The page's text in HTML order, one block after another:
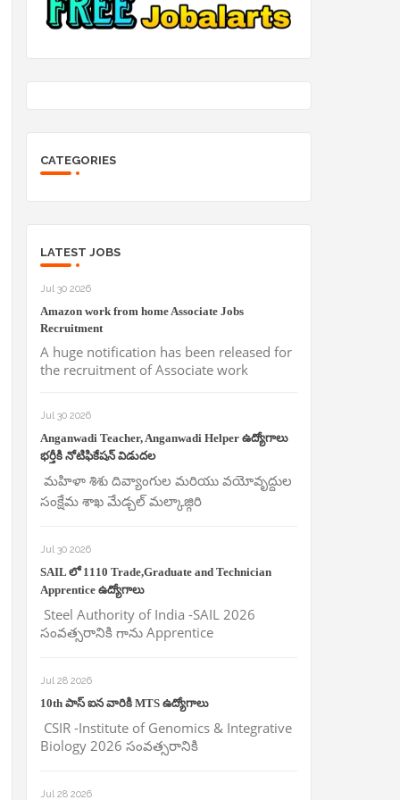
CATEGORIES
LATEST JOBS
Jul 30 2026
Amazon work from home Associate Jobs
Recruitment
A huge notification has been released for
the recruitment of Associate work
Jul 30 2026
Anganwadi Teacher, Anganwadi Helper ఉద్యోగాలు
భర్తీకి నోటిఫికేషన్ విడుదల
మహిళా శిశు దివ్యాంగుల మరియు వయోవృద్దుల
సంక్షేమ శాఖ మేడ్చల్ మల్కాజ్గిరి
Jul 30 2026
SAIL లో 1110 Trade,Graduate and Technician
Apprentice ఉద్యోగాలు
Steel Authority of India -SAIL 2026
సంవత్సరానికి గాను Apprentice
Jul 28 2026
10th పాస్ ఐన వారికి MTS ఉద్యోగాలు
CSIR -Institute of Genomics & Integrative
Biology 2026 సంవత్సరానికి
Jul 28 2026